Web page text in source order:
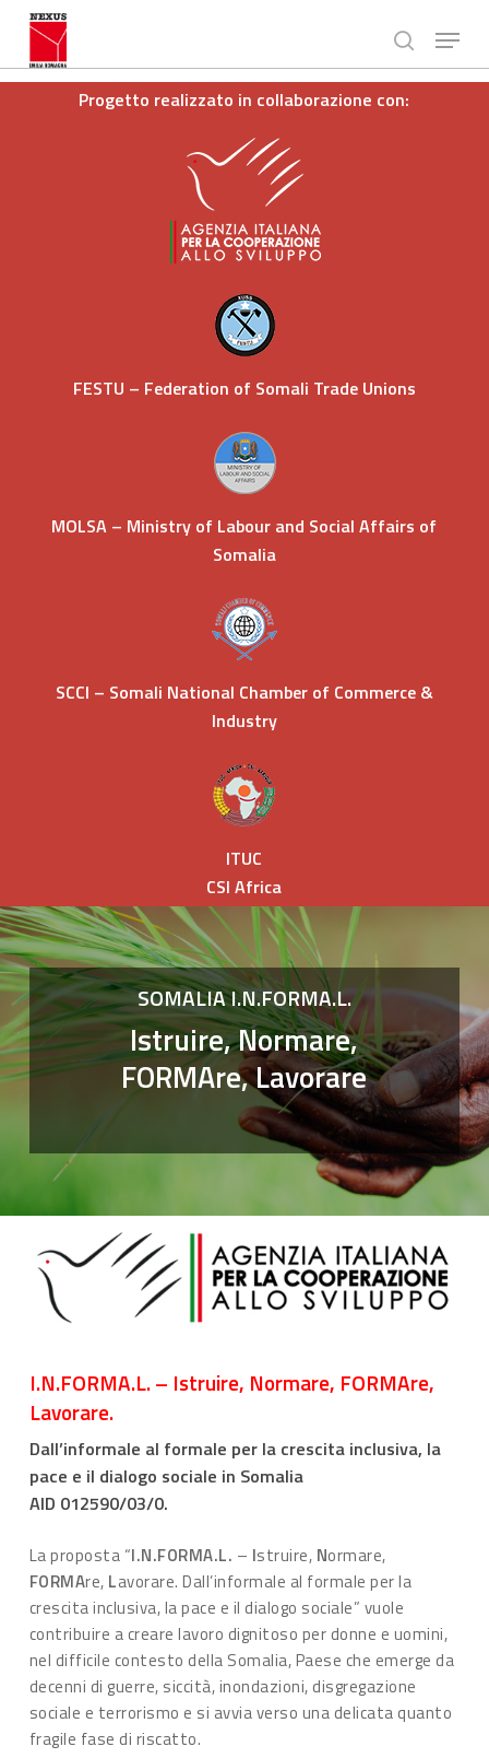
Passa
contenuto
principale
ricerca
Menù
Progetto realizzato in collaborazione con:
FESTU – Federation of Somali Trade Unions
MOLSA – Ministry of Labour and Social Affairs of
Somalia
SCCI – Somali National Chamber of Commerce &
Industry
ITUC
CSI Africa
SOMALIA I.N.FORMA.L.
Istruire, Normare,
FORMAre, Lavorare
I.N.FORMA.L. – Istruire, Normare, FORMAre,
Lavorare.
Dall’informale al formale per la crescita inclusiva, la
pace e il dialogo sociale in Somalia
AID 012590/03/0.
La proposta “I.N.FORMA.L. – Istruire, Normare,
FORMAre, Lavorare. Dall’informale al formale per la
crescita inclusiva, la pace e il dialogo sociale” vuole
contribuire a creare lavoro dignitoso per donne e uomini,
nel difficile contesto della Somalia, Paese che emerge da
decenni di guerre, siccità, inondazioni, disgregazione
sociale e terrorismo e si avvia verso una delicata quanto
fragile fase di riscatto.
Chiudi